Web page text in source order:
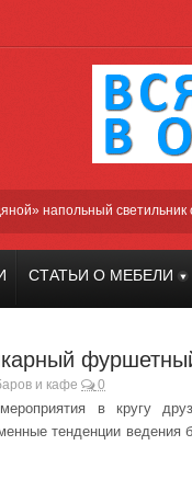
светильник от
СТАТЬИ О МЕБЕЛИ
и кафе 0
в кругу
тенденции ведения